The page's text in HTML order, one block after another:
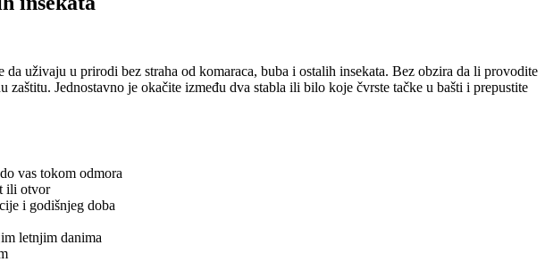
uživaju u prirodi bez straha od komaraca, buba i ostalih insekata. Bez obzira da li provodite
Jednostavno je okačite između dva stabla ili bilo koje čvrste tačke u bašti i prepustite
vas tokom odmora
ili otvor
i godišnjeg doba
letnjim danima